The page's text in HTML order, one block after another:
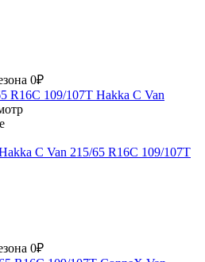
0₽
C Van 215/65 R16C 109/107T
0₽